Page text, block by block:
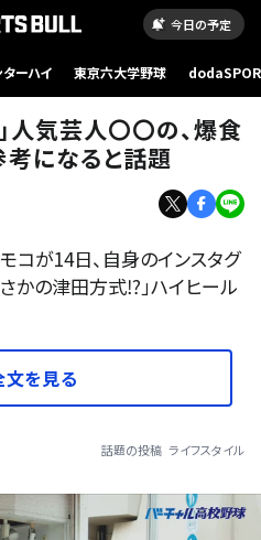
今日の予定
ターハイ 東京六大学野球
人気芸人〇〇の、爆食
になると話題
コが14日、自身のインスタグ
さかの津田方式⁉」ハイヒール
を見る
話題の投稿 ライフスタイル